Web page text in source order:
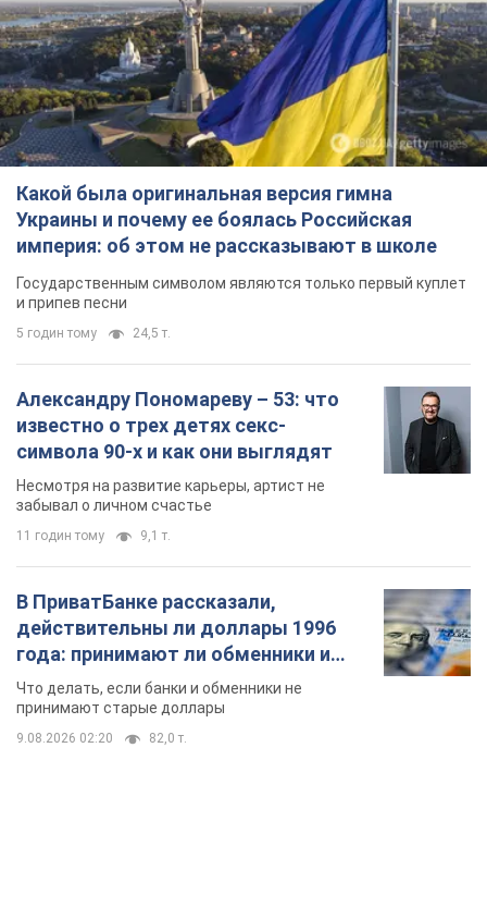
Какой была оригинальная версия гимна
Украины и почему ее боялась Российская
империя: об этом не рассказывают в школе
Государственным символом являются только первый куплет
и припев песни
5 годин тому 24,5 т.
Александру Пономареву – 53: что
известно о трех детях секс-
символа 90-х и как они выглядят
Несмотря на развитие карьеры, артист не
забывал о личном счастье
11 годин тому 9,1 т.
В ПриватБанке рассказали,
действительны ли доллары 1996
года: принимают ли обменники и
банки такие купюры
Что делать, если банки и обменники не
принимают старые доллары
9.08.2026 02:20 82,0 т.